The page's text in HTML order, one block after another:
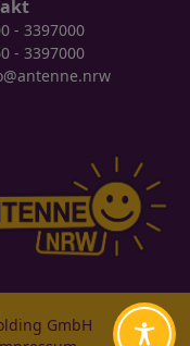
- 3397000
- 3397000
GmbH